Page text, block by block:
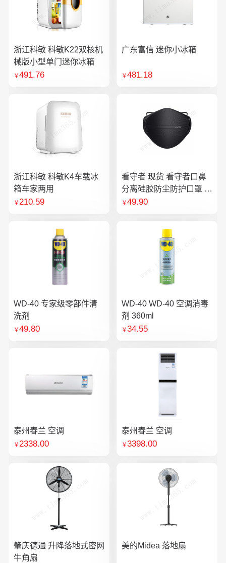
浙江科敏 科敏K22双核机
械版小型单门迷你冰箱
￥491.76
广东富信 迷你小冰箱
￥481.18
浙江科敏 科敏K4车载冰
箱车家两用
￥210.59
看守者 现货 看守者口鼻
分离硅胶防尘防护口罩 1
个口罩含10片滤芯
￥49.90
WD-40 专家级零部件清
洗剂
￥49.80
WD-40 WD-40 空调消毒
剂 360ml
￥34.55
泰州春兰 空调
￥2338.00
泰州春兰 空调
￥3398.00
肇庆德通 升降落地式密网
牛角扇
美的Midea 落地扇